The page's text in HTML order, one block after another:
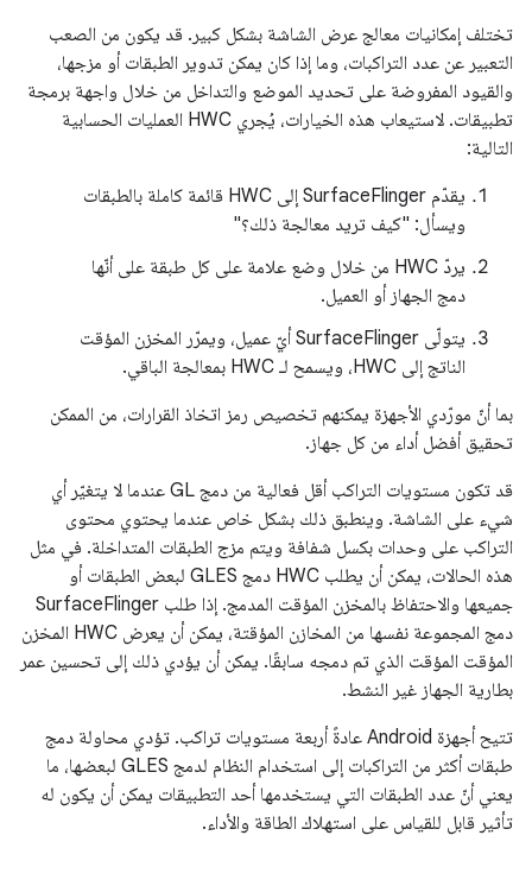
تختلف إمكانيات معالج عرض الشاشة بشكل كبير. قد يكون من الصعب
التعبير عن عدد التراكبات، وما إذا كان يمكن تدوير الطبقات أو مزجها،
والقيود المفروضة على تحديد الموضع والتداخل من خلال واجهة برمجة
تطبيقات. لاستيعاب هذه الخيارات، يُجري HWC العمليات الحسابية
التالية:
يقدّم SurfaceFlinger إلى HWC قائمة كاملة بالطبقات
ويسأل: "كيف تريد معالجة ذلك؟"
يردّ HWC من خلال وضع علامة على كل طبقة على أنّها
دمج الجهاز أو العميل.
يتولّى SurfaceFlinger أيّ عميل، ويمرّر المخزن المؤقت
الناتج إلى HWC، ويسمح لـ HWC بمعالجة الباقي.
بما أنّ مورّدي الأجهزة يمكنهم تخصيص رمز اتخاذ القرارات، من الممكن
تحقيق أفضل أداء من كل جهاز.
قد تكون مستويات التراكب أقل فعالية من دمج GL عندما لا يتغيّر أي
شيء على الشاشة. وينطبق ذلك بشكل خاص عندما يحتوي محتوى
التراكب على وحدات بكسل شفافة ويتم مزج الطبقات المتداخلة. في مثل
هذه الحالات، يمكن أن يطلب HWC دمج GLES لبعض الطبقات أو
جميعها والاحتفاظ بالمخزن المؤقت المدمج. إذا طلب SurfaceFlinger
دمج المجموعة نفسها من المخازن المؤقتة، يمكن أن يعرض HWC المخزن
المؤقت المؤقت الذي تم دمجه سابقًا. يمكن أن يؤدي ذلك إلى تحسين عمر
بطارية الجهاز غير النشط.
تتيح أجهزة Android عادةً أربعة مستويات تراكب. تؤدي محاولة دمج
طبقات أكثر من التراكبات إلى استخدام النظام لدمج GLES لبعضها، ما
يعني أنّ عدد الطبقات التي يستخدمها أحد التطبيقات يمكن أن يكون له
تأثير قابل للقياس على استهلاك الطاقة والأداء.